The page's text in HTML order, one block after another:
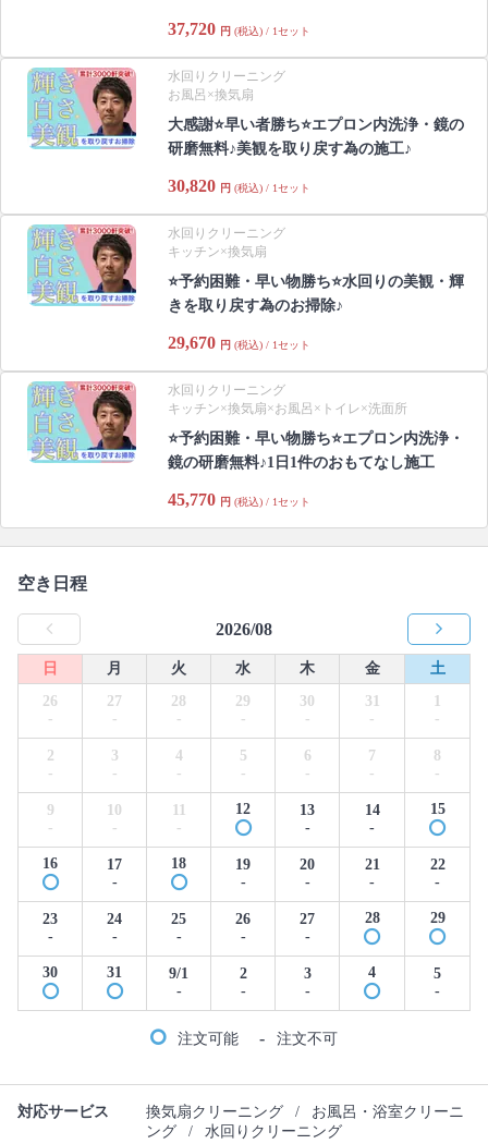
37,720 円 (税込) / 1セット
水回りクリーニング
お風呂×換気扇
大感謝⭐️早い者勝ち⭐️エプロン内洗浄・鏡の
研磨無料♪美観を取り戻す為の施工♪
30,820 円 (税込) / 1セット
水回りクリーニング
キッチン×換気扇
⭐️予約困難・早い物勝ち⭐️水回りの美観・輝
きを取り戻す為のお掃除♪
29,670 円 (税込) / 1セット
水回りクリーニング
キッチン×換気扇×お風呂×トイレ×洗面所
⭐️予約困難・早い物勝ち⭐️エプロン内洗浄・
鏡の研磨無料♪1日1件のおもてなし施工
45,770 円 (税込) / 1セット
空き日程
2026/08
日 月 火 水 木 金
土
26
-
27
-
28
-
29
-
30
-
31
-
1
-
2
-
3
-
4
-
5
-
6
-
7
-
8
-
9
-
10
-
11
-
12
13
-
14
-
15
16
17
-
18
19
-
20
-
21
-
22
-
23
-
24
-
25
-
26
-
27
-
28 29
30 31
9/1
-
2
-
3
-
4
5
-
注文可能 - 注文不可
対応サービス 換気扇クリーニング /
お風呂・浴室クリーニ
ング
/ 水回りクリーニング